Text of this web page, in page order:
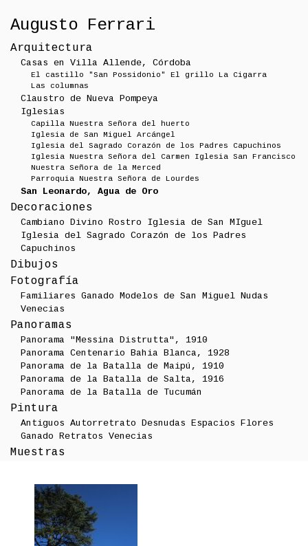
Augusto Ferrari
Arquitectura
Casas en Villa Allende, Córdoba
El castillo "San Possidonio" El grillo
La Cigarra
Las columnas
Claustro de Nueva Pompeya
Iglesias
Capilla Nuestra Señora del huerto
Iglesia de San Miguel Arcángel
Iglesia del Sagrado Corazón de los Padres Capuchinos
Iglesia Nuestra Señora del Carmen
Iglesia San Francisco
Nuestra Señora de la Merced
Parroquia Nuestra Señora de Lourdes
San Leonardo, Agua de Oro
Decoraciones
Cambiano Divino Rostro
Iglesia de San MIguel
Iglesia del Sagrado Corazón de los Padres
Capuchinos
Dibujos
Fotografía
Familiares Ganado Modelos de San Miguel Nudas
Venecias
Panoramas
Panorama "Messina Distrutta", 1910
Panorama Centenario Bahia Blanca, 1928
Panorama de la Batalla de Maipú, 1910
Panorama de la Batalla de Salta, 1916
Panorama de la Batalla de Tucumán
Pintura
Antiguos Autorretrato Desnudas Espacios Flores
Ganado Retratos Venecias
Muestras